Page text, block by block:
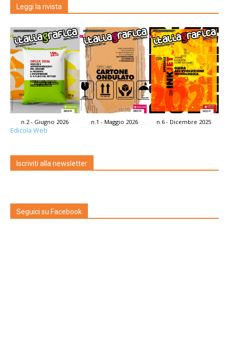
Leggi la rivista
n.2 - Giugno 2026 n.1 - Maggio 2026 n.6 - Dicembre 2025
Edicola Web
Iscriviti alla newsletter
Seguici su Facebook